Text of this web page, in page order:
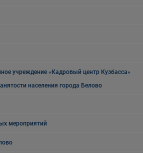
учреждение «Кадровый центр Кузбасса»
населения города Белово
мероприятий